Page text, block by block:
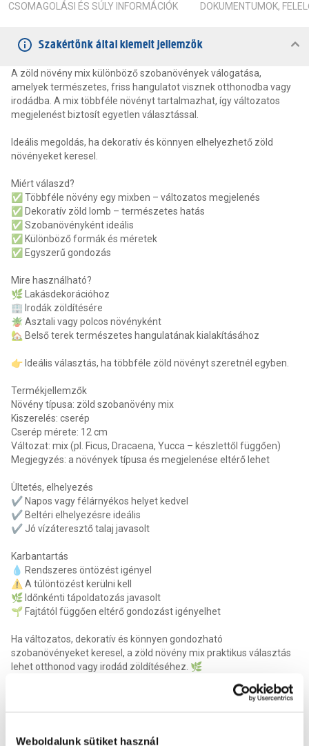
Weboldalunk sütiket használ
CSOMAGOLÁSI ÉS SÚLY INFORMÁCIÓK DOKUMENTUMOK,
Szakértőnk által kiemelt jellemzők
A zöld növény mix különböző szobanövények válogatása,
amelyek természetes, friss hangulatot visznek otthonodba vagy
irodádba. A mix többféle növényt tartalmazhat, így változatos
megjelenést biztosít egyetlen választással.
Ideális megoldás, ha dekoratív és könnyen elhelyezhető zöld
növényeket keresel.
Miért válaszd?
✅ Többféle növény egy mixben – változatos megjelenés
✅ Dekoratív zöld lomb – természetes hatás
✅ Szobanövényként ideális
✅ Különböző formák és méretek
✅ Egyszerű gondozás
Mire használható?
🌿 Lakásdekorációhoz
🏢 Irodák zöldítésére
🪴 Asztali vagy polcos növényként
🏡 Belső terek természetes hangulatának kialakításához
👉 Ideális választás, ha többféle zöld növényt szeretnél egyben.
Termékjellemzők
Növény típusa: zöld szobanövény mix
Kiszerelés: cserép
Cserép mérete: 12 cm
Változat: mix (pl. Ficus, Dracaena, Yucca – készlettől függően)
Megjegyzés: a növények típusa és megjelenése eltérő lehet
Ültetés, elhelyezés
✔️ Napos vagy félárnyékos helyet kedvel
✔️ Beltéri elhelyezésre ideális
✔️ Jó vízáteresztő talaj javasolt
Karbantartás
💧 Rendszeres öntözést igényel
⚠️ A túlöntözést kerülni kell
🌿 Időnkénti tápoldatozás javasolt
🌱 Fajtától függően eltérő gondozást igényelhet
Ha változatos, dekoratív és könnyen gondozható
szobanövényeket keresel, a zöld növény mix praktikus választás
lehet otthonod vagy irodád zöldítéséhez. 🌿
változhatnak. Javasoljuk, hogy látogass el áruházainkba, ahol